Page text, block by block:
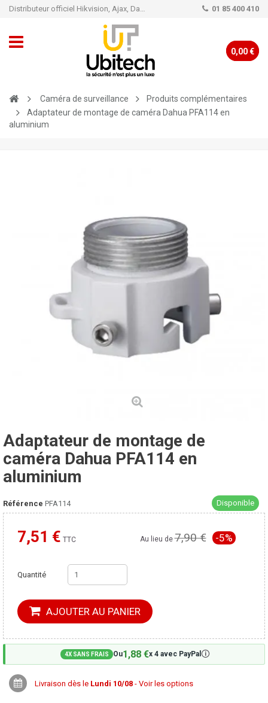
Distributeur officiel Hikvision, Ajax, Dahua, TP-Link - Caméra de vidéo surveillance - Alarme 01 85 400 410
0,00 €
Caméra de surveillance
Produits complémentaires
Adaptateur de montage de caméra Dahua PFA114 en
aluminium
Adaptateur de montage de
caméra Dahua PFA114 en
aluminium
Référence PFA114 Disponible
7,51 € TTC
Moins cher ailleurs ? Au lieu de7,90 € -5%
Quantité
AJOUTER AU PANIER
4X SANS FRAIS Ou1,88 €x 4 avec PayPal🛈
Livraison dès le Lundi 10/08 - Voir les options